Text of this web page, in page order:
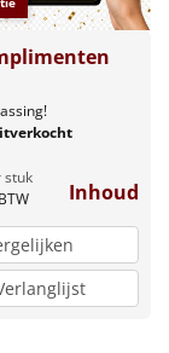
stuk
Inhoud